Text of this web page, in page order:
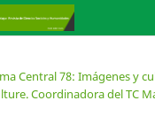
Central 78: Imágenes y
Coordinadora del TC